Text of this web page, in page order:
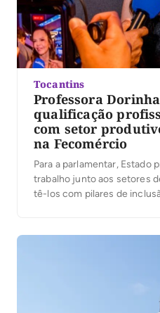
Tocantins
Professora
qualificação
com setor
na Fecomércio
Para a parlamentar, Estado
trabalho junto aos setores
tê-los com pilares de